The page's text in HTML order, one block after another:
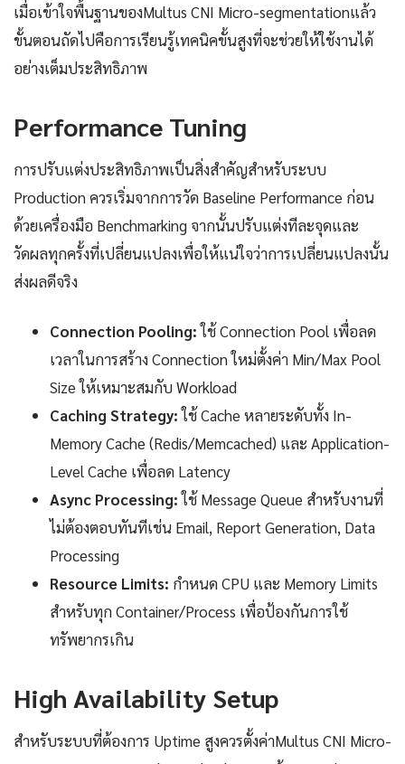
เมื่อเข้าใจพื้นฐานของMultus CNI Micro-segmentationแล้ว
ขั้นตอนถัดไปคือการเรียนรู้เทคนิคขั้นสูงที่จะช่วยให้ใช้งานได้
อย่างเต็มประสิทธิภาพ
Performance Tuning
การปรับแต่งประสิทธิภาพเป็นสิ่งสำคัญสำหรับระบบ
Production ควรเริ่มจากการวัด Baseline Performance ก่อน
ด้วยเครื่องมือ Benchmarking จากนั้นปรับแต่งทีละจุดและ
วัดผลทุกครั้งที่เปลี่ยนแปลงเพื่อให้แน่ใจว่าการเปลี่ยนแปลงนั้น
ส่งผลดีจริง
Connection Pooling:ใช้ Connection Pool เพื่อลด
เวลาในการสร้าง Connection ใหม่ตั้งค่า Min/Max Pool
Size ให้เหมาะสมกับ Workload
Caching Strategy:ใช้ Cache หลายระดับทั้ง In-
Memory Cache (Redis/Memcached) และ Application-
Level Cache เพื่อลด Latency
Async Processing:ใช้ Message Queue สำหรับงานที่
ไม่ต้องตอบทันทีเช่น Email, Report Generation, Data
Processing
Resource Limits: กำหนด CPU และ Memory Limits
สำหรับทุก Container/Process เพื่อป้องกันการใช้
ทรัพยากรเกิน
High Availability Setup
สำหรับระบบที่ต้องการ Uptime สูงควรตั้งค่าMultus CNI Micro-